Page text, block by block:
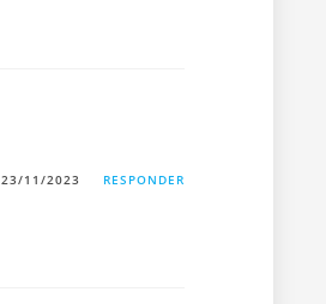
23/11/2023 RESPONDER